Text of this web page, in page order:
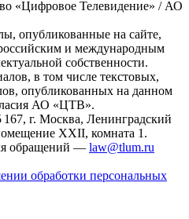
«Цифровое Телевидение» / АО
опубликованные на сайте,
и международным
собственности.
в том числе текстовых,
опубликованных на данном
АО «ЦТВ».
г. Москва, Ленинградский
XXII, комната 1.
обращений — law@tlum.ru
обработки персональных